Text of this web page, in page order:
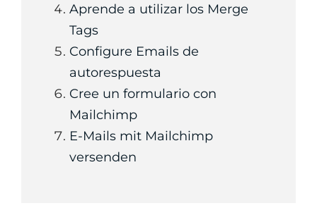
Aprende a utilizar los Merge
Tags
Configure Emails de
autorespuesta
Cree un formulario con
Mailchimp
E-Mails mit Mailchimp
versenden